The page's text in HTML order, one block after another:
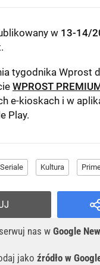
w 13-14/
.
tygodnika Wprost
WPROST
e-kioskach i w
Play.
Seriale Kultura
nas w Google
jako źródło w